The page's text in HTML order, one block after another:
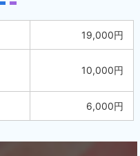
19,000円
10,000円
6,000円